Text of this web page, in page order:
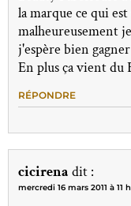
la marque ce qui
malheureusement
j'espère bien
En plus ça vient du
RÉPONDRE
cicirena dit :
mercredi 16 mars 2011 à 11